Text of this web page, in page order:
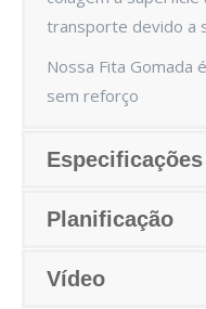
transporte devido a
Nossa Fita Gomada
sem reforço
Especificações
Planificação
Vídeo